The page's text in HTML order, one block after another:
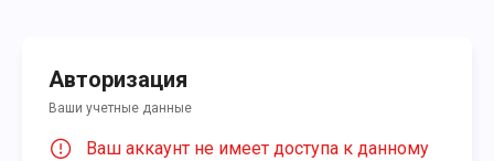
Авторизация
Ваши учетные данные
Ваш аккаунт не имеет доступа к данному